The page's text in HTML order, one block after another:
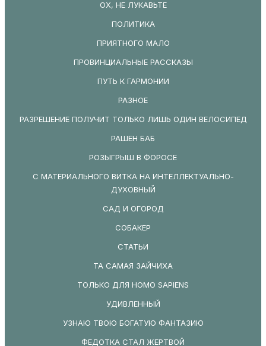
ОХ, НЕ ЛУКАВЬТЕ
ПОЛИТИКА
ПРИЯТНОГО МАЛО
ПРОВИНЦИАЛЬНЫЕ РАССКАЗЫ
ПУТЬ К ГАРМОНИИ
РАЗНОЕ
РАЗРЕШЕНИЕ ПОЛУЧИТ ТОЛЬКО ЛИШЬ ОДИН ВЕЛОСИПЕД
РАШЕН БАБ
РОЗЫГРЫШ В ФОРОСЕ
С МАТЕРИАЛЬНОГО ВИТКА НА ИНТЕЛЛЕКТУАЛЬНО-
ДУХОВНЫЙ
САД И ОГОРОД
СОБАКЕР
СТАТЬИ
ТА САМАЯ ЗАЙЧИХА
ТОЛЬКО ДЛЯ HOMO SAPIENS
УДИВЛЕННЫЙ
УЗНАЮ ТВОЮ БОГАТУЮ ФАНТАЗИЮ
ФЕДОТКА СТАЛ ЖЕРТВОЙ